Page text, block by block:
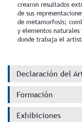
crearon resultados
de sus
de metamorfosis;
y elementos
donde trabaja el
Declaración del
Formación
Exhibiciones